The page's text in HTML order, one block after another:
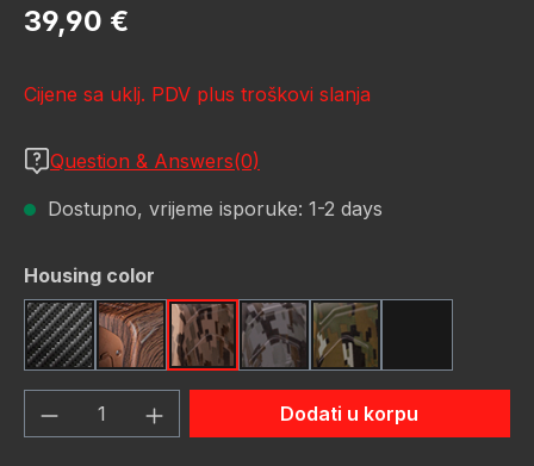
Redovna cijena:
39,90 €
Cijene sa uklj. PDV plus troškovi slanja
Question & Answers(0)
Dostupno, vrijeme isporuke: 1-2 days
Odaberi
Housing color
Carbon FiberDark WoodFDE CamoGunmetal CamoOD Green Camo
Količina proizvoda: Unesite željenu
Dodati u korpu